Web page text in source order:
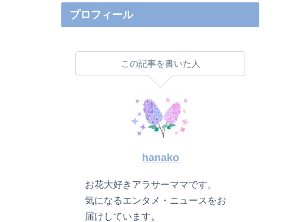
プロフィール
この記事を書いた人
hanako
お花大好きアラサーママです。
気になるエンタメ・ニュースをお
届けしています。